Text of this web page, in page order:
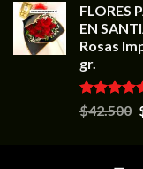
FLORES
EN
Rosas
gr.
Valorado
5.00
$42.500